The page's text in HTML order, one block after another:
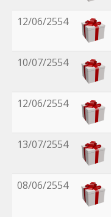
12/06/2554
10/07/2554
12/06/2554
13/07/2554
08/06/2554